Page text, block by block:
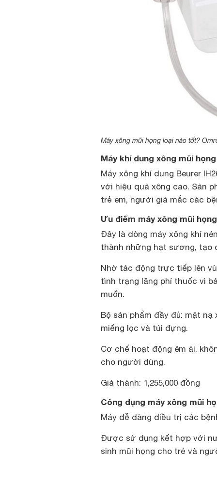
Máy xông mũi họng loại nào tốt?
Máy khí dung xông mũi
Máy xông khí dung Beurer
với hiệu quả xông cao. Sản
trẻ em, người già mắc các
Ưu điểm máy xông mũi
Đây là dòng máy xông khí
thành những hạt sương, tạo
Nhờ tác động trực tiếp lên
tình trạng lãng phí thuốc vì
muốn.
Bộ sản phẩm đầy đủ: mặt
miếng lọc và túi đựng.
Cơ chế hoạt động êm ái,
cho người dùng.
Giá thành: 1,255,000 đồng
Công dụng máy xông mũi
Máy đễ dàng điều trị các
Được sử dụng kết hợp với
sinh mũi họng cho trẻ và